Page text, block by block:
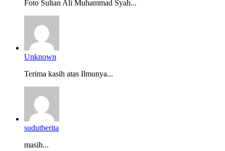
Foto Sultan Ali Muhammad Syah...
Unknown
Terima kasih atas Ilmunya...
sudutberita
masih...